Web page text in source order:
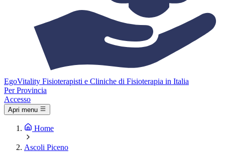
EgoVitality Fisioterapisti e Cliniche di Fisioterapia in Italia
Per Provincia
Accesso
Apri menu
Home
Ascoli Piceno